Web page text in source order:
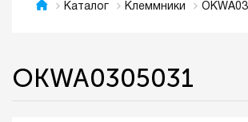
Каталог Клеммники
OKWA0305031